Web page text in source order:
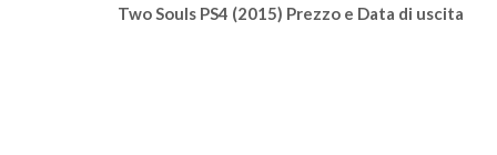
Two Souls PS4 (2015) Prezzo e Data di uscita